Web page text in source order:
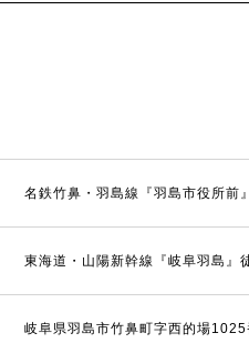
名鉄竹鼻・羽島線『羽島市役所前
東海道・山陽新幹線『岐阜羽島』
岐阜県羽島市竹鼻町字西的場